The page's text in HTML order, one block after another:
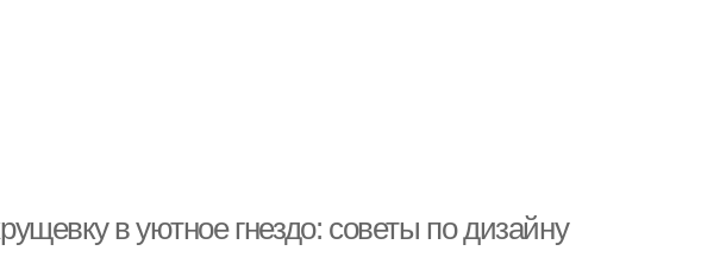
в уютное гнездо: советы по дизайну